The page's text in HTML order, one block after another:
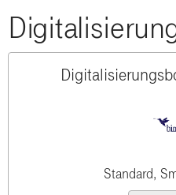
Standard,